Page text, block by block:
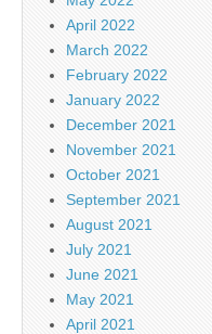
April 2022
March 2022
February 2022
January 2022
December 2021
November 2021
October 2021
September 2021
August 2021
July 2021
June 2021
May 2021
April 2021